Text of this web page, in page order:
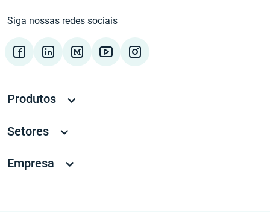
Siga nossas redes sociais
Produtos
Setores
Empresa